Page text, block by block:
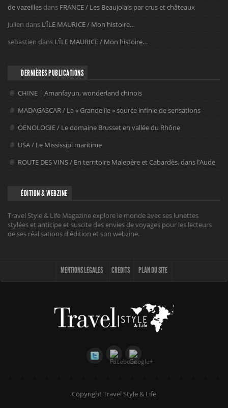
de vazeilles dans FRANCE / Les Beaujolais par crus et châteaux
Julien dans L’ÎLE MAURICE / Mon histoire…
sebastien dans L’ÎLE MAURICE / Mon histoire…
DERNIÈRES PUBLICATIONS
CHINE | Amanfayun, wonderland chinois
MADAGASCAR / La « Grande île » source infinie de sensations
OENOLOGIE / Le domaine Brusset en vallée du Rhône
USA / Le Mississipi maritime
ROUTE DES VINS / En territoire Malepère et Cabardès, dans l’Aude
ÉDITION & WEBZINE
Travel Style & Life Magazine explore le monde avec ses lunettes
stylées et anticipe et suscite des envies de voyages pour les lecteurs
de ses réalisations d'édition et son webzine.
MENTIONS LÉGALES CRÉDITS PLAN DU SITE
Copyright Travel Style & Life